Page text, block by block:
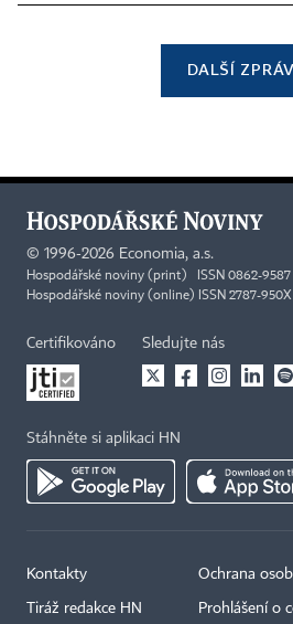
DALŠÍ
© 1996-2026 Economia, a.s.
Hospodářské noviny (print) ISSN 0862-9587
Hospodářské noviny (online) ISSN 2787-950X
Certifikováno Sledujte nás
Stáhněte si aplikaci HN
Kontakty
Tiráž redakce HN
Ochrana
Prohlášení o